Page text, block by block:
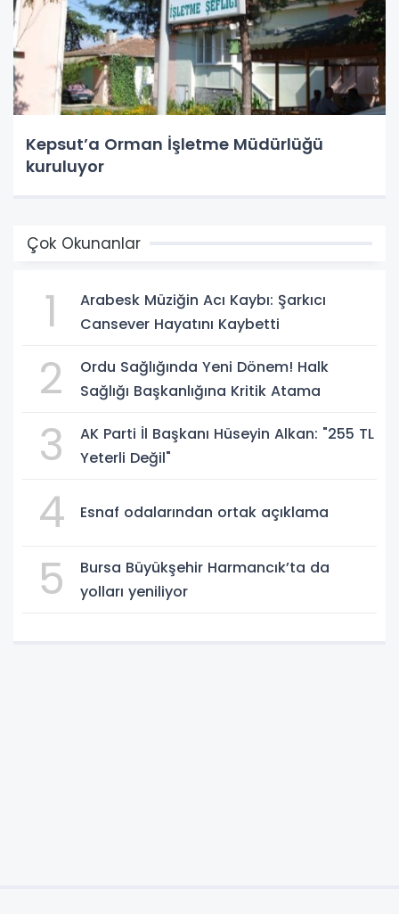
Kepsut’a Orman İşletme Müdürlüğü
kuruluyor
Çok Okunanlar
1
Arabesk Müziğin Acı Kaybı: Şarkıcı
Cansever Hayatını Kaybetti
2
Ordu Sağlığında Yeni Dönem! Halk
Sağlığı Başkanlığına Kritik Atama
3
AK Parti İl Başkanı Hüseyin Alkan: "255 TL
Yeterli Değil"
4 Esnaf odalarından ortak açıklama
5
Bursa Büyükşehir Harmancık’ta da
yolları yeniliyor